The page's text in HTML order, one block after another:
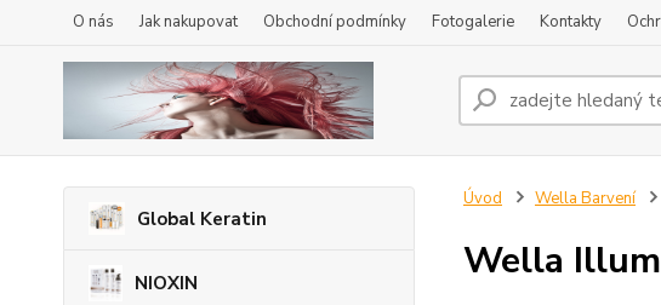
O nás Jak nakupovat Obchodní podmínky Fotogalerie Kontakty
Global Keratin
NIOXIN
Úvod Wella Barvení
Wella